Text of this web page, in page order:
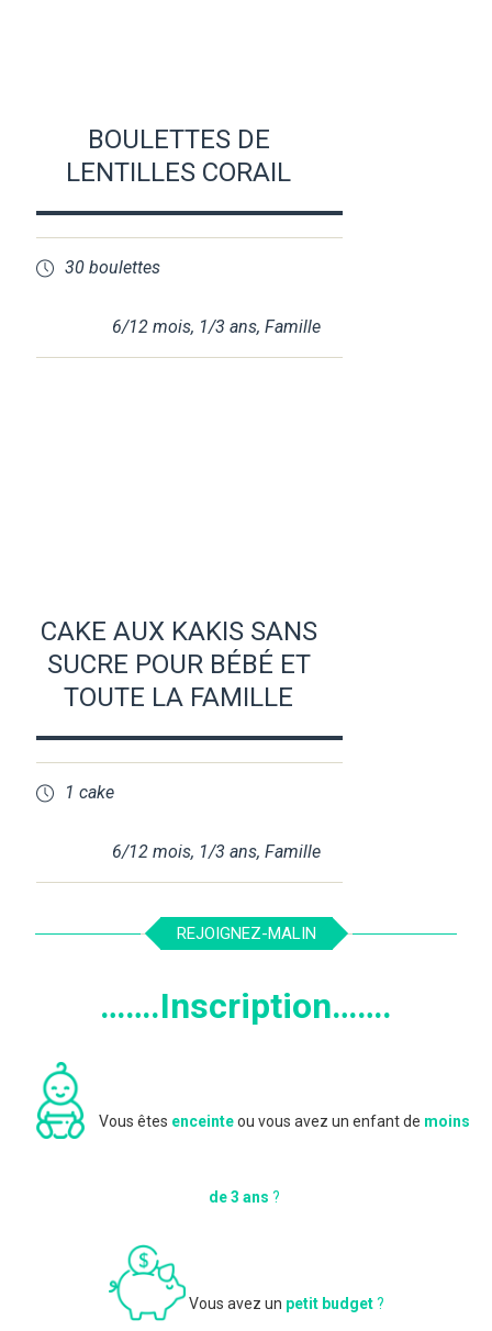
BOULETTES DE
LENTILLES CORAIL
30 boulettes
6/12 mois, 1/3 ans,Famille
CAKE AUX KAKIS SANS
SUCRE POUR BÉBÉ ET
TOUTE LA FAMILLE
1 cake
6/12 mois, 1/3 ans,Famille
REJOIGNEZ-MALIN
…….Inscription…….
Vous êtes enceinteou vous avez un enfant de moins
de 3 ans ?
Vous avez un petit budget?